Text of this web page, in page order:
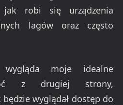
robi się urządzenia
lagów oraz często
wygląda moje idealne
z drugiej strony,
wyglądał dostęp do